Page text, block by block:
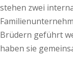
stehen zwei
Brüdern geführt
haben sie